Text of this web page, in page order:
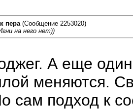
пера (Сообщение 2253020)
на него нет))
А еще
меняются.
сам подход к